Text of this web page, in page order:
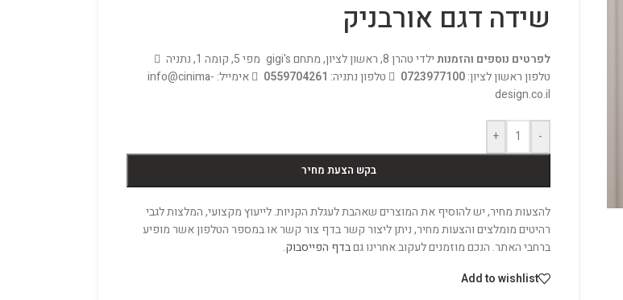
שידה דגם אורבניק
לפרטים נוספים והזמנותילדי טהרן 8, ראשון לציון, מתחם gigi's
מפי 5, קומה 1, נתניה
טלפון ראשון לציון:0723977100 טלפון נתניה: 0559704261
אימייל: info@cinima-
design.co.il
-
+
בקש הצעת מחיר
להצעות מחיר, יש להוסיף את המוצרים שאהבת לעגלת הקניות. לייעוץ מקצועי, המלצות לגבי
רהיטים מומלצים והצעות מחיר, ניתן ליצור קשר בדף צור קשר או במספר הטלפון אשר מופיע
ברחבי האתר. הנכם מוזמנים לעקוב אחרינו גםבדף הפייסבוק.
Add to wishlist